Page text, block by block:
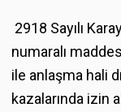
2918 Sayılı
numaralı
ile anlaşma hali
kazalarında izin